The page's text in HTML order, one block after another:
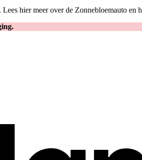
hier meer over de Zonnebloemauto en